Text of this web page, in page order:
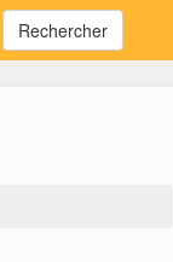
Rechercher